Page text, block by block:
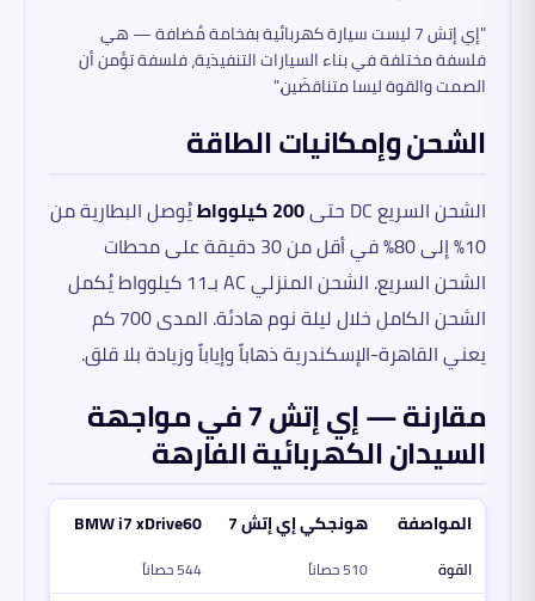
"إي إتش 7 ليست سيارة كهربائية بفخامة مُضافة — هي
فلسفة مختلفة في بناء السيارات التنفيذية، فلسفة تؤمن أن
الصمت والقوة ليسا متناقضَين."
الشحن وإمكانيات الطاقة
الشحن السريع DC حتى 200 كيلوواط
يُوصل البطارية من
10% إلى 80% في أقل من 30 دقيقة على محطات
الشحن السريع. الشحن المنزلي AC بـ11 كيلوواط يُكمل
الشحن الكامل خلال ليلة نوم هادئة. المدى 700 كم
يعني القاهرة-الإسكندرية ذهاباً وإياباً وزيادة بلا قلق.
مقارنة — إي إتش 7 في مواجهة
السيدان الكهربائية الفارهة
المواصفة هونجكي إي إتش 7 BMW i7 xDrive60
القوة 510 حصاناً 544 حصاناً